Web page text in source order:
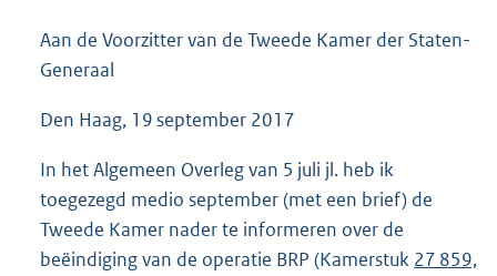
Aan de Voorzitter van de Tweede Kamer der Staten-
Generaal
Den Haag, 19 september 2017
In het Algemeen Overleg van 5 juli jl. heb ik
toegezegd medio september (met een brief) de
Tweede Kamer nader te informeren over de
beëindiging van de operatie BRP (Kamerstuk 27 859,